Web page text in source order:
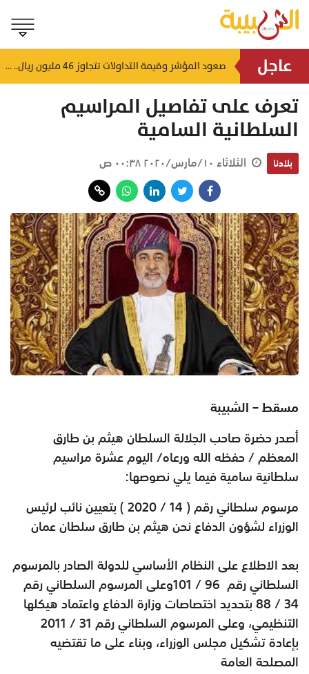
عاجل منذ ساعة صعود المؤشر وقيمة التداولات تتجاوز 46 مليون ريال.. ملخص تداولات بورصة مسقط اليوم
تعرف على تفاصيل المراسيم
السلطانية السامية
بلادنا الثلاثاء ١٠/مارس/٢٠٢٠ ٠٠:٣٨ ص
مسقط – الشبيبة
أصدر حضرة صاحب الجلالة السلطان هيثم بن طارق
المعظم / حفظه الله ورعاه/ اليوم عشرة مراسيم
سلطانية سامية فيما يلي نصوصها:
مرسوم سلطاني رقم ( 14 / 2020 ) بتعيين نائب لرئيس
الوزراء لشؤون الدفاع نحن هيثم بن طارق سلطان عمان
بعد الاطلاع على النظام الأساسي للدولة الصادر بالمرسوم
السلطاني رقم 101 / 96وعلى المرسوم السلطاني رقم
34 / 88 بتحديد اختصاصات وزارة الدفاع واعتماد هيكلها
التنظيمي، وعلى المرسوم السلطاني رقم 31 / 2011
بإعادة تشكيل مجلس الوزراء، وبناء على ما تقتضيه
المصلحة العامة